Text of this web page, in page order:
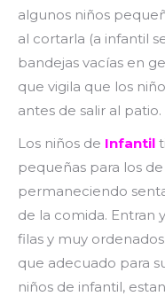
algunos niños
al cortarla (a infantil
bandejas vacías en
que vigila que los
antes de salir al patio.
Los niños de Infantil
pequeñas para los de
permaneciendo
de la comida. Entran
filas y muy
que adecuado para
niños de infantil,